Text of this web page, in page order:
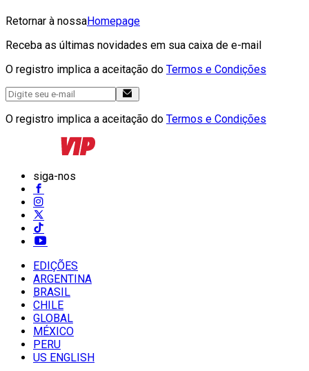
Retornar à nossaHomepage
Receba as últimas novidades em sua caixa de e-mail
O registro implica a aceitação do Termos e Condições
O registro implica a aceitação do Termos e Condições
siga-nos
EDIÇÕES
ARGENTINA
BRASIL
CHILE
GLOBAL
MÉXICO
PERU
US ENGLISH